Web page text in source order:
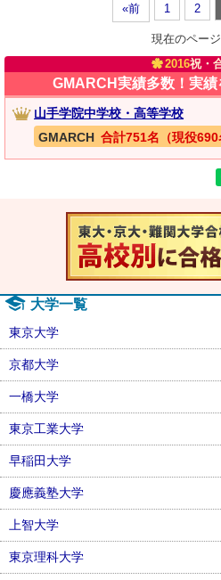
«前 1 2
現在のペー
2016祝・
GMARCH実績多数！実
山手学院中学校・高等学校
GMARCH 合計751名（現役690
大学一覧
東京大学
京都大学
一橋大学
東京工業大学
早稲田大学
慶應義塾大学
上智大学
東京理科大学